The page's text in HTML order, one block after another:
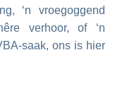
‘n vroegoggend
verhoor, of ‘n
saak, ons is hier